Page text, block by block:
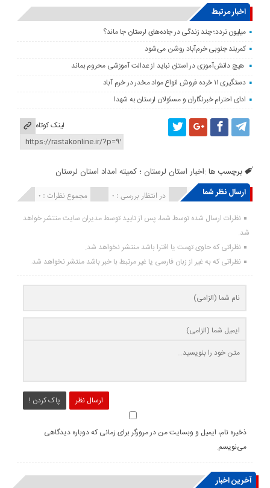
اخبار مرتبط
میلیون تردد؛ چند زندگی در جاده‌های لرستان جا ماند؟
کمربند جنوبی خرم‌‌آباد روشن می‌شود
هیچ دانش‌آموزی در استان نباید از عدالت آموزشی محروم بماند
دستگیری ۱۱ خرده فروش انواع مواد مخدر در خرم آباد
ادای احترام خبرنگاران و مسئولان لرستان به شهدا
لینک کوتاه
برچسب ها :اخبار استان لرستان ؛ کمیته امداد استان لرستان
ارسال نظر شما
مجموع نظرات : 0 در انتظار بررسی : 0 انتشار یافته : ۰
نظرات ارسال شده توسط شما، پس از تایید توسط مدیران سایت منتشر خواهد
شد.
نظراتی که حاوی تهمت یا افترا باشد منتشر نخواهد شد.
نظراتی که به غیر از زبان فارسی یا غیر مرتبط با خبر باشد منتشر نخواهد شد.
ارسال نظر پاک کردن !
ذخیره نام، ایمیل و وبسایت من در مرورگر برای زمانی که دوباره دیدگاهی
می‌نویسم.
آخرین اخبار